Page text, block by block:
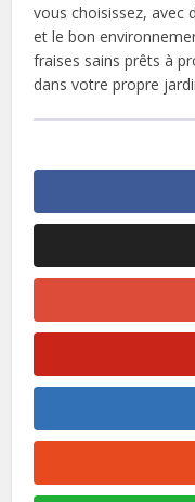
vous choisissez, avec
et le bon
fraises sains prêts à
dans votre propre